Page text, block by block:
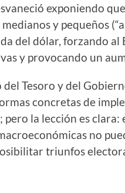
exponiendo
y pequeños
del dólar, forzando
y provocando un
del Tesoro y del
concretas de
pero la lección es
no
triunfos